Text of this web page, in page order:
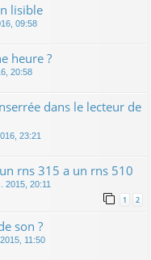
lisible
09:58
heure ?
20:58
dans le lecteur de
23:21
rns 315 a un rns 510
2015, 20:11
1 2
son ?
11:50